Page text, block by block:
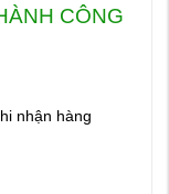
CÔNG
nhận hàng